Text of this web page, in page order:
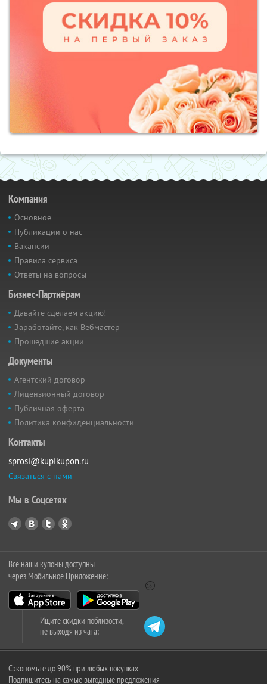
Компания
Основное
Публикации о нас
Вакансии
Правила сервиса
Ответы на вопросы
Бизнес-Партнёрам
Давайте сделаем акцию!
Заработайте, как Вебмастер
Прошедшие акции
Документы
Агентский договор
Лицензионный договор
Публичная оферта
Политика конфиденциальности
Контакты
sprosi@kupikupon.ru
Связаться с нами
Мы в Соцсетях
Все наши купоны доступны
через Мобильное Приложение:
Ищите скидки поблизости,
не выходя из чата:
Сэкономьте до 90% при любых покупках
Подпишитесь на самые выгодные предложения